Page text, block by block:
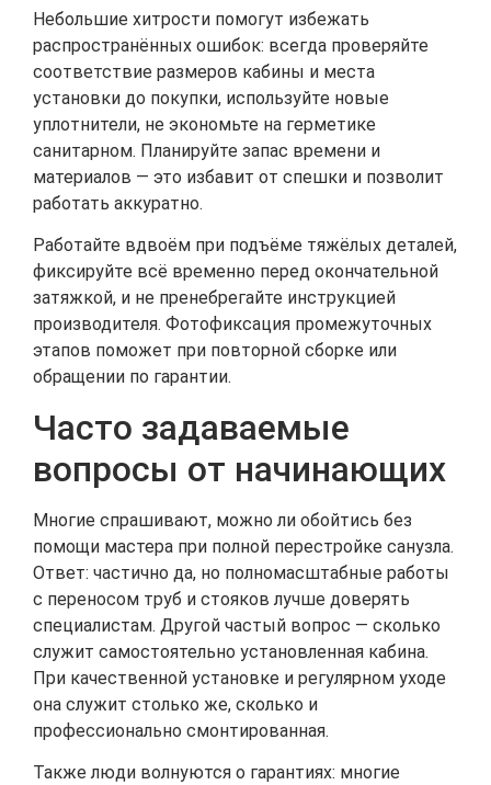
Небольшие хитрости помогут избежать
распространённых ошибок: всегда проверяйте
соответствие размеров кабины и места
установки до покупки, используйте новые
уплотнители, не экономьте на герметике
санитарном. Планируйте запас времени и
материалов — это избавит от спешки и позволит
работать аккуратно.
Работайте вдвоём при подъёме тяжёлых деталей,
фиксируйте всё временно перед окончательной
затяжкой, и не пренебрегайте инструкцией
производителя. Фотофиксация промежуточных
этапов поможет при повторной сборке или
обращении по гарантии.
Часто задаваемые
вопросы от начинающих
Многие спрашивают, можно ли обойтись без
помощи мастера при полной перестройке санузла.
Ответ: частично да, но полномасштабные работы
с переносом труб и стояков лучше доверять
специалистам. Другой частый вопрос — сколько
служит самостоятельно установленная кабина.
При качественной установке и регулярном уходе
она служит столько же, сколько и
профессионально смонтированная.
Также люди волнуются о гарантиях: многие